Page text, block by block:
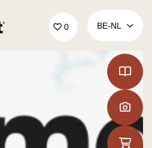
0 BE‑NL